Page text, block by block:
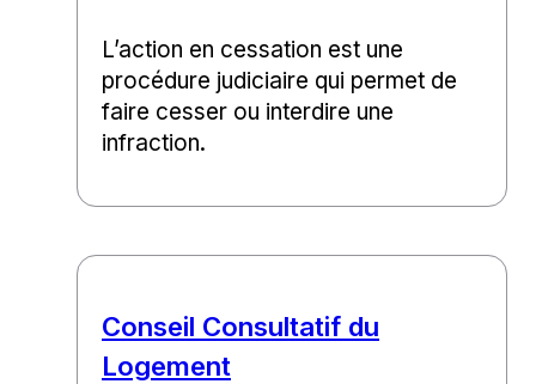
L’action en cessation est une
procédure judiciaire qui permet de
faire cesser ou interdire une
infraction.
Conseil Consultatif du
Logement